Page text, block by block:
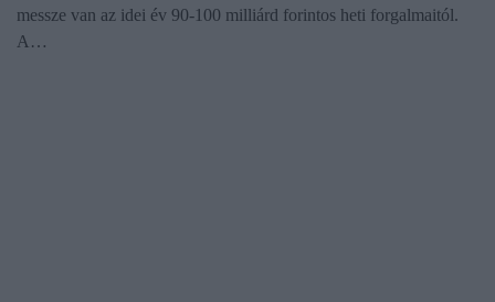
messze van az idei év 90-100 milliárd forintos heti forgalmaitól.
A…